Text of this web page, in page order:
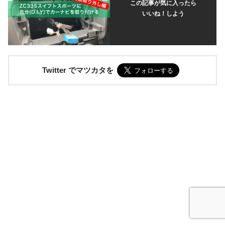
この記事が気に入ったら
いいね！しよう
Twitter でマツカタを